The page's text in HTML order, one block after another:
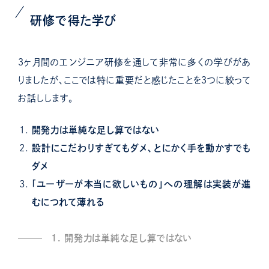
研修で得た学び
３ヶ月間のエンジニア研修を通して非常に多くの学びがあ
りましたが、ここでは特に重要だと感じたことを３つに絞って
お話しします。
開発力は単純な足し算ではない
設計にこだわりすぎてもダメ、とにかく手を動かすでも
ダメ
「ユーザーが本当に欲しいもの」への理解は実装が進
むにつれて薄れる
1. 開発力は単純な足し算ではない